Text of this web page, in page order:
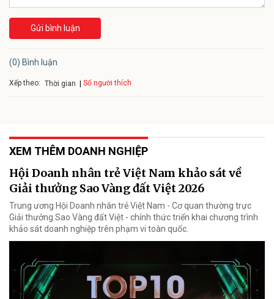
Gửi bình luận
(0) Bình luận
Xếp theo: Thời gian Số người thích
XEM THÊM DOANH NGHIỆP
Hội Doanh nhân trẻ Việt Nam khảo sát về
Giải thưởng Sao Vàng đất Việt 2026
Trung ương Hội Doanh nhân trẻ Việt Nam - Cơ quan thường trực
Giải thưởng Sao Vàng đất Việt - chính thức triển khai chương trình
khảo sát doanh nghiệp trên phạm vi toàn quốc.